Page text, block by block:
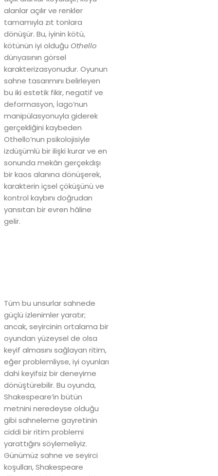
alanlar açılır ve renkler
tamamıyla zıt tonlara
dönüşür. Bu, iyinin kötü,
kötünün iyi olduğu Othello
dünyasının görsel
karakterizasyonudur. Oyunun
sahne tasarımını belirleyen
bu iki estetik fikir, negatif ve
deformasyon, İago’nun
manipülasyonuyla giderek
gerçekliğini kaybeden
Othello’nun psikolojisiyle
izdüşümlü bir ilişki kurar ve en
sonunda mekân gerçekdışı
bir kaos alanına dönüşerek,
karakterin içsel çöküşünü ve
kontrol kaybını doğrudan
yansıtan bir evren hâline
gelir.
Tüm bu unsurlar sahnede
güçlü izlenimler yaratır;
ancak, seyircinin ortalama bir
oyundan yüzeysel de olsa
keyif almasını sağlayan ritim,
eğer problemliyse, iyi oyunları
dahi keyifsiz bir deneyime
dönüştürebilir. Bu oyunda,
Shakespeare’in bütün
metnini neredeyse olduğu
gibi sahneleme gayretinin
ciddi bir ritim problemi
yarattığını söylemeliyiz.
Günümüz sahne ve seyirci
koşulları, Shakespeare